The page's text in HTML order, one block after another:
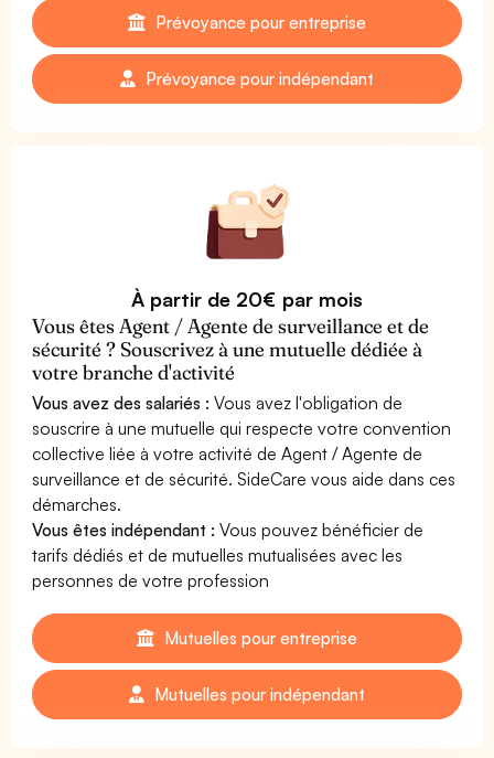
Prévoyance pour entreprise
Prévoyance pour indépendant
À partir de 20€ par mois
Vous êtes Agent / Agente de surveillance et de
sécurité ? Souscrivez à une mutuelle dédiée à
votre branche d'activité
Vous avez des salariés : Vous avez l'obligation de
souscrire à une mutuelle qui respecte votre convention
collective liée à votre activité de Agent / Agente de
surveillance et de sécurité. SideCare vous aide dans ces
démarches.
Vous êtes indépendant : Vous pouvez bénéficier de
tarifs dédiés et de mutuelles mutualisées avec les
personnes de votre profession
Mutuelles pour entreprise
Mutuelles pour indépendant